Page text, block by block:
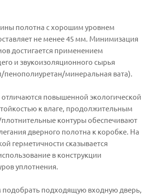
полотна с хорошим уровнем
не менее 45 мм. Минимизация
достигается применением
и звукоизоляционного сырья
пенополиуретан/минеральная вата).
повышенной экологической
к влаге, продолжительным
контуры обеспечивают
дверного полотна к коробке. На
герметичности сказывается
в конструкции
уплотнения.
подходящую входную дверь,